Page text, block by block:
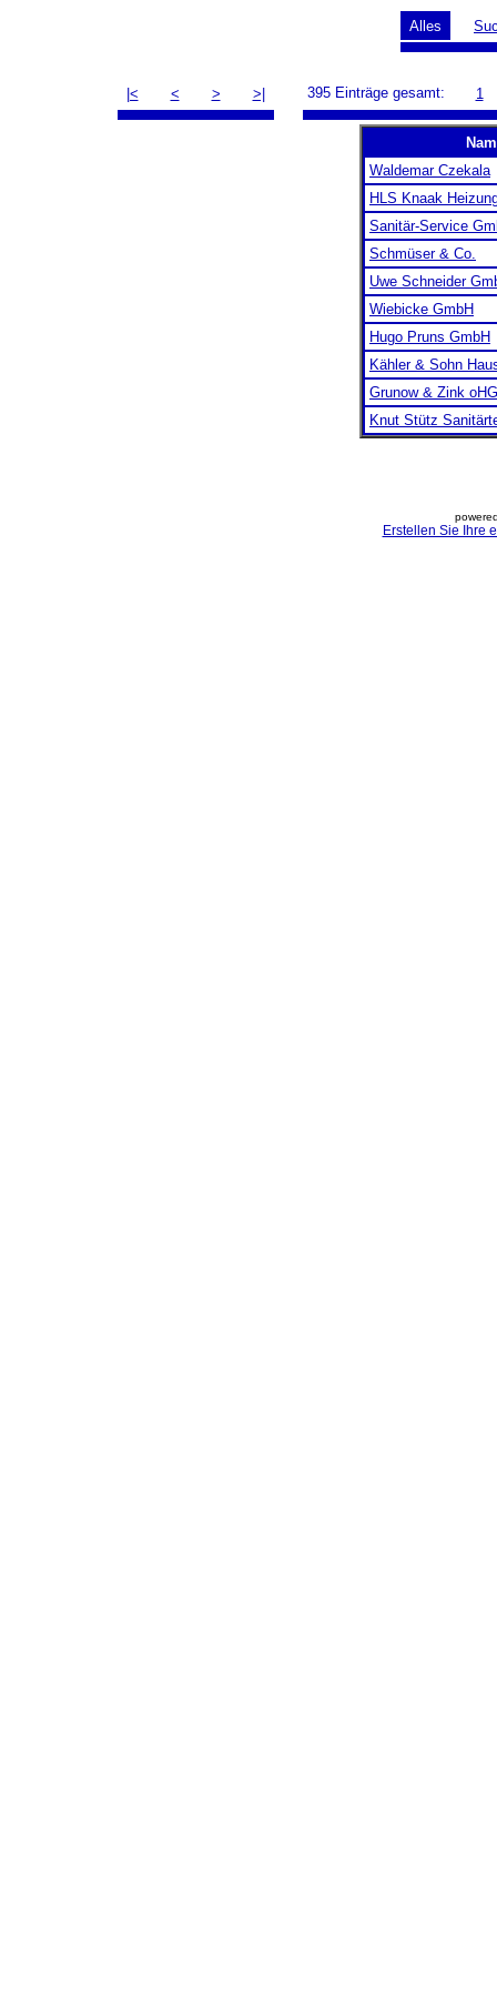
Alles
|< < > >| 395 Einträge gesamt: 1
Waldemar Czekala
HLS Knaak
Sanitär-Service
Schmüser & Co.
Uwe Schneider
Wiebicke GmbH
Hugo Pruns GmbH
Kähler & Sohn
Grunow & Zink oHG
Knut Stütz
Erstellen Sie Ihre